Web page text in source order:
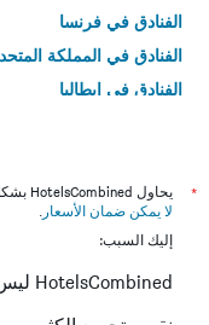
الفنادق في فرنسا
الفنادق في المملكة
الفنادق في إيطاليا
*
يحاول HotelsCombined بشكل دائم الحصول على الأسعار الدقيقة، ولكن
لا يمكن ضمان الأسعار .
إليك السبب:
HotelsCombined ليس البائع